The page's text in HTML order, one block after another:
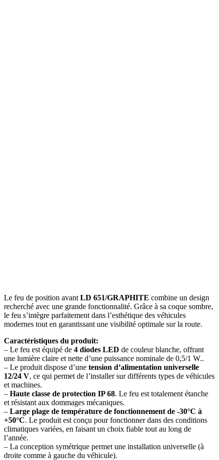
Le feu de position avant LD 651/GRAPHITE combine un design
recherché avec une grande fonctionnalité. Grâce à sa coque sombre,
le feu s’intègre parfaitement dans l’esthétique des véhicules
modernes tout en garantissant une visibilité optimale sur la route.
Caractéristiques du produit:
– Le feu est équipé de 4 diodes LED de couleur blanche, offrant
une lumière claire et nette d’une puissance nominale de 0,5/1 W..
– Le produit dispose d’une tension d’alimentation universelle
12/24 V, ce qui permet de l’installer sur différents types de véhicules
et machines.
– Haute classe de protection IP 68. Le feu est totalement étanche
et résistant aux dommages mécaniques.
– Large plage de température de fonctionnement de -30°C à
+50°C. Le produit est conçu pour fonctionner dans des conditions
climatiques variées, en faisant un choix fiable tout au long de
l’année.
– La conception symétrique permet une installation universelle (à
droite comme à gauche du véhicule).